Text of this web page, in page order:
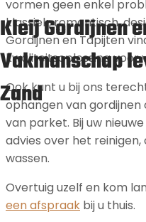
Kleij Gordijnen
Vakmanschap
Zand
vormen geen enkel
klassiek, romantisch,
Gordijnen en Tapijten
kwaliteitsoplossing
Ook kunt u bij ons
ophangen van
van parket. Bij uw
advies over het
wassen.
Overtuig uzelf en kom
een afspraak bij u thuis.